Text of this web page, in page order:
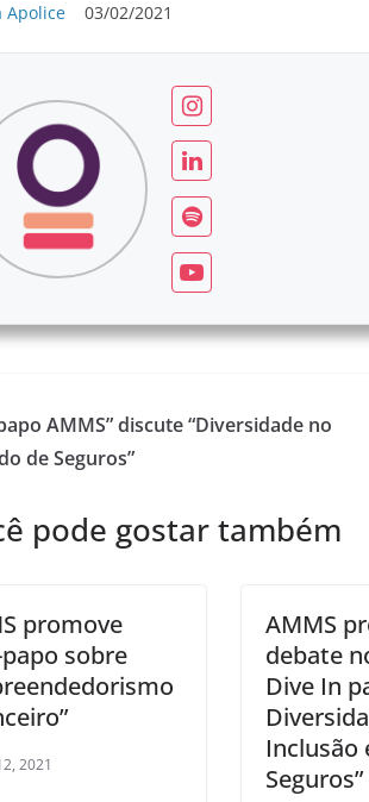
Apolice 03/02/2021
AMMS” discute “Diversidade no
de Seguros”
pode gostar também
promove
sobre
2021
AMMS
debate
Dive In
Inclusão
Seguros”